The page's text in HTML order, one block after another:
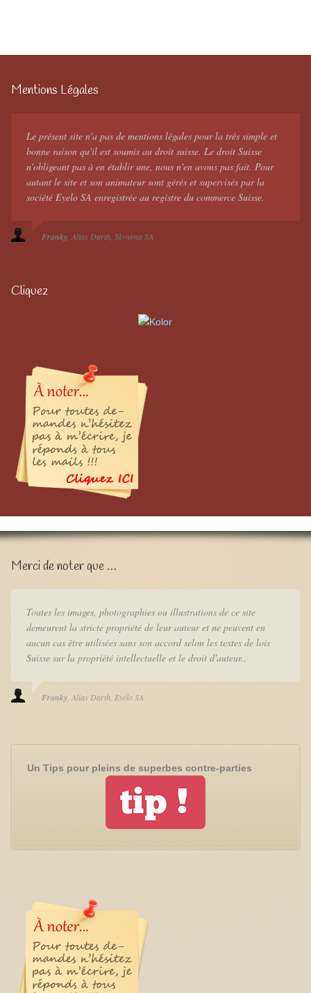
Mentions Légales
Le présent site n'a pas de mentions légales pour la très simple et
bonne raison qu'il est soumis au droit suisse. Le droit Suisse
n'obligeant pas à en établir une, nous n'en avons pas fait. Pour
autant le site et son animateur sont gérés et supervisés par la
société Eyelo SA enregistrée au registre du commerce Suisse.
Franky Alias Darth Skynima SA
Cliquez
Merci de noter que …
Toutes les images, photographies ou illustrations de ce site
demeurent la stricte propriété de leur auteur et ne peuvent en
aucun cas être utilisées sans son accord selon les textes de lois
Suisse sur la propriété intellectuelle et le droit d'auteur..
Franky Alias Darth Eyelo SA
Un Tips pour pleins de superbes contre-parties